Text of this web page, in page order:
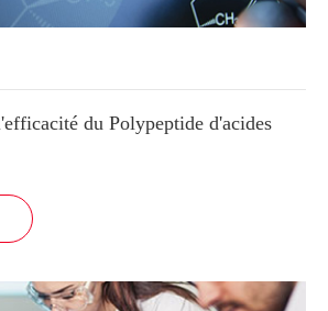
du Polypeptide d'acides